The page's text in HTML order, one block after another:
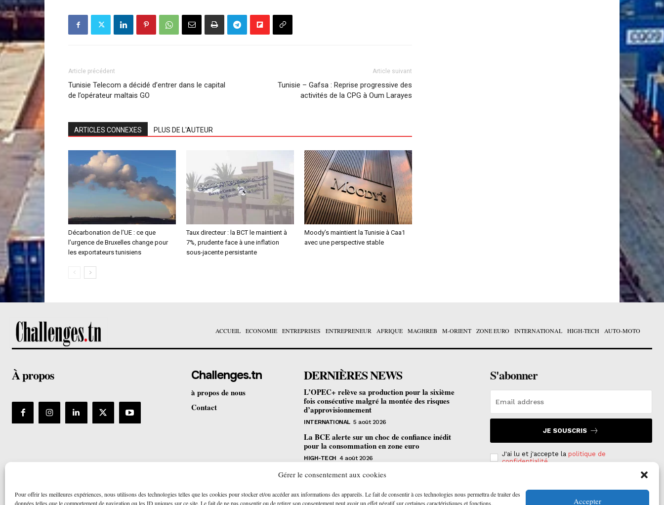
Gérer le consentement aux cookies
Pour offrir les meilleures expériences, nous utilisons des technologies telles que les cookies pour stocker et/ou accéder aux informations des appareils. Le fait de consentir à ces technologies nous permettra de traiter des
données telles que le comportement de navigation ou les ID uniques sur ce site. Le fait de ne pas consentir ou de retirer son consentement peut avoir un effet négatif sur certaines caractéristiques et fonctions.
Accepter
Article précédent
Tunisie Telecom a décidé d’entrer dans le capital
de l’opérateur maltais GO
Article suivant
Tunisie – Gafsa : Reprise progressive des
activités de la CPG à Oum Larayes
ARTICLES CONNEXES PLUS DE L'AUTEUR
Décarbonation de l’UE : ce que
l’urgence de Bruxelles change pour
les exportateurs tunisiens
Taux directeur : la BCT le maintient à
7%, prudente face à une inflation
sous-jacente persistante
Moody’s maintient la Tunisie à Caa1
avec une perspective stable
ACCUEIL ECONOMIE ENTREPRISES ENTREPRENEUR AFRIQUE MAGHREB M-ORIENT ZONE EURO INTERNATIONAL HIGH-TECH AUTO-MOTO
À propos Challenges.tn
à propos de nous
Contact
DERNIÈRES NEWS
L’OPEC+ relève sa production pour la sixième
fois consécutive malgré la montée des risques
d’approvisionnement
INTERNATIONAL 5 août 2026
La BCE alerte sur un choc de confiance inédit
pour la consommation en zone euro
HIGH-TECH 4 août 2026
Bourse de Tunis : les revenus des sociétés cotées
ENTREPRISES 4 août 2026
S'abonner
JE SOUSCRIS
J'ai lu et j'accepte la politique de
confidentialité.